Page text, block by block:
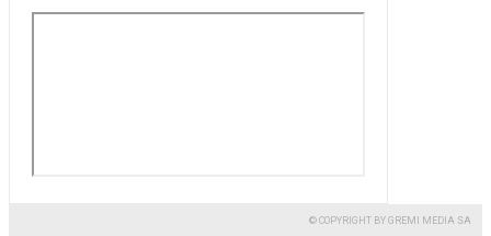
© COPYRIGHT BY GREMI MEDIA SA